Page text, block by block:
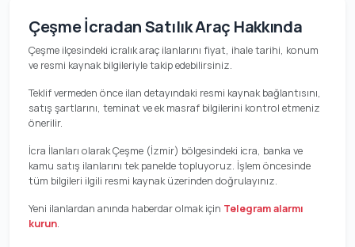
Çeşme İcradan Satılık Araç Hakkında
Çeşme ilçesindeki icralık araç ilanlarını fiyat, ihale tarihi, konum
ve resmi kaynak bilgileriyle takip edebilirsiniz.
Teklif vermeden önce ilan detayındaki resmi kaynak bağlantısını,
satış şartlarını, teminat ve ek masraf bilgilerini kontrol etmeniz
önerilir.
İcra İlanları olarak Çeşme (İzmir) bölgesindeki icra, banka ve
kamu satış ilanlarını tek panelde topluyoruz. İşlem öncesinde
tüm bilgileri ilgili resmi kaynak üzerinden doğrulayınız.
Yeni ilanlardan anında haberdar olmak için Telegram alarmı
kurun.